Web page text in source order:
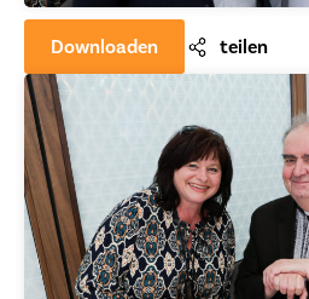
Downloaden teilen